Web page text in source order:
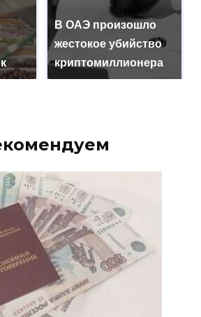
В ОАЭ произошло
жестокое убийство
криптомиллионера